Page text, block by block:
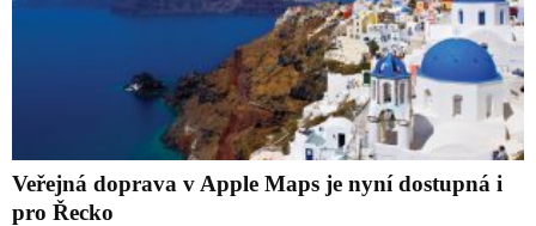
Veřejná doprava v Apple Maps je nyní dostupná i
pro Řecko